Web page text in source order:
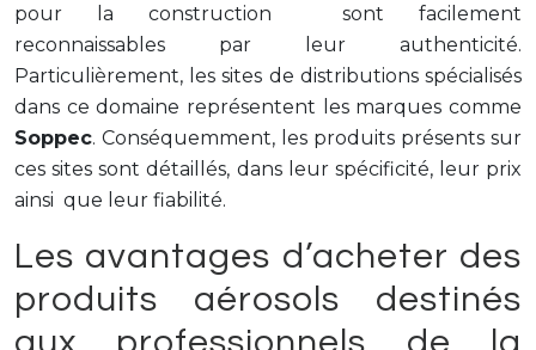
pour la construction sont facilement
reconnaissables par leur authenticité.
Particulièrement, les sites de distributions spécialisés
dans ce domaine représentent les marques comme
Soppec. Conséquemment, les produits présents sur
ces sites sont détaillés, dans leur spécificité, leur prix
ainsi que leur fiabilité.
Les avantages d’acheter des
produits aérosols destinés
aux professionnels de la